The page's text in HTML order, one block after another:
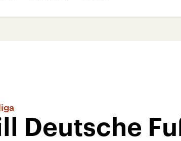
Deutsche